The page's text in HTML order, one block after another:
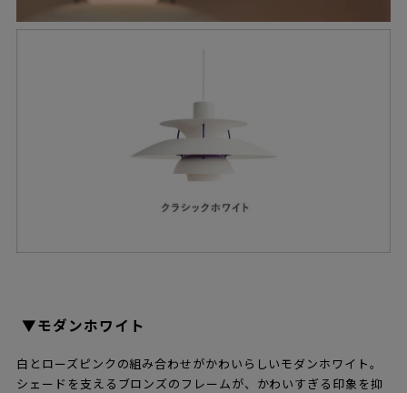
▼モダンホワイト
白とローズピンクの組み合わせがかわいらしいモダンホワイト。
シェードを支えるブロンズのフレームが、かわいすぎる印象を抑